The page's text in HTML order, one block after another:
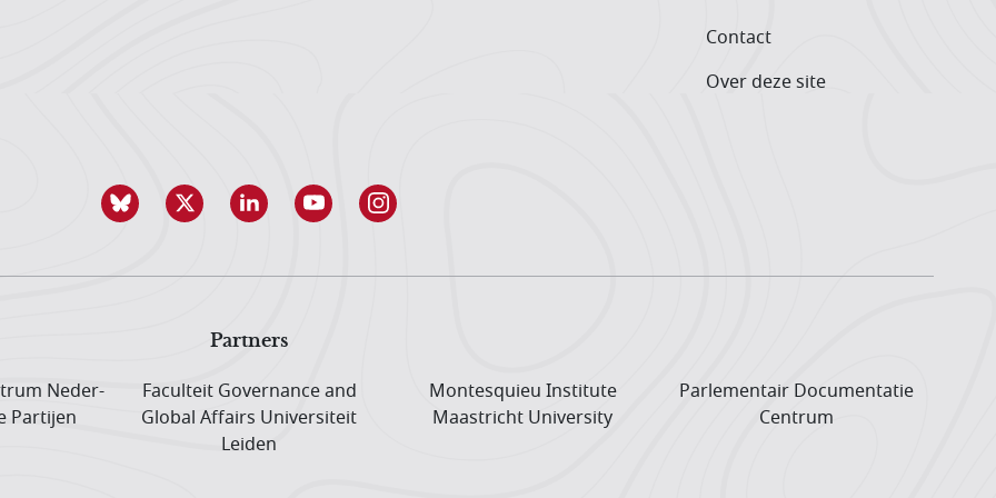
Contact
Over deze site
Partners
Neder­
Partijen
Faculteit Governance and
Global Affairs Universiteit
Leiden
Montesquieu Institute
Maastricht University
Parlementair Documentatie
Centrum